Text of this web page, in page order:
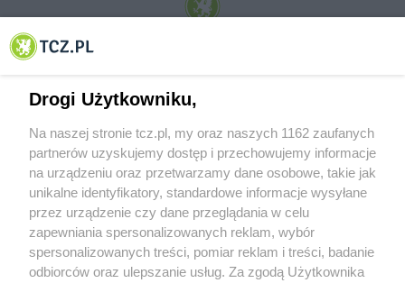
© 2001-2026 Tczew - TCZ.PL Sp. z o.o. Internetowy Serwis Informacyjny Miasta
O FIRMIE POLITYKA PRYWATNOŚCI HOSTING
REKLAMA WSPÓŁPRACA RSS FACEBOOK KONTAKT
Drogi Użytkowniku,
Na naszej stronie tcz.pl, my oraz naszych 1162 zaufanych
partnerów uzyskujemy dostęp i przechowujemy informacje
na urządzeniu oraz przetwarzamy dane osobowe, takie jak
unikalne identyfikatory, standardowe informacje wysyłane
przez urządzenie czy dane przeglądania w celu
zapewniania spersonalizowanych reklam, wybór
spersonalizowanych treści, pomiar reklam i treści, badanie
odbiorców oraz ulepszanie usług. Za zgodą Użytkownika